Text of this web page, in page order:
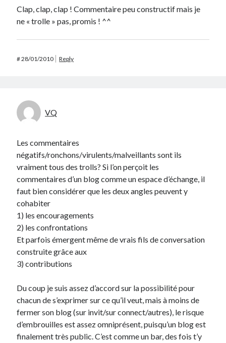
Clap, clap, clap ! Commentaire peu constructif mais je
ne « trolle » pas, promis ! ^^
#28/01/2010 Reply
VQ
Les commentaires
négatifs/ronchons/virulents/malveillants sont ils
vraiment tous des trolls? Si l’on perçoit les
commentaires d’un blog comme un espace d’échange, il
faut bien considérer que les deux angles peuvent y
cohabiter
1) les encouragements
2) les confrontations
Et parfois émergent même de vrais fils de conversation
construite grâce aux
3) contributions
Du coup je suis assez d’accord sur la possibilité pour
chacun de s’exprimer sur ce qu’il veut, mais à moins de
fermer son blog (sur invit/sur connect/autres), le risque
d’embrouilles est assez omniprésent, puisqu’un blog est
finalement très public. C’est comme un bar, des fois t’y